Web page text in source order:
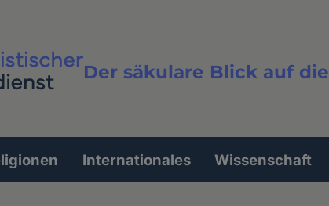
Der säkulare Blick auf
Volltextsuche
Internationales Wissenschaft